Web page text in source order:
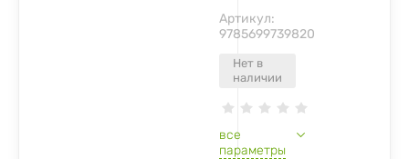
Нет в
наличии
Артикул:
9785699739820
все
параметры